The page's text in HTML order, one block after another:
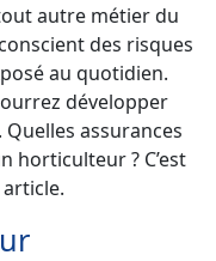
autre métier du
des risques
au quotidien.
développer
assurances
horticulteur ? C’est